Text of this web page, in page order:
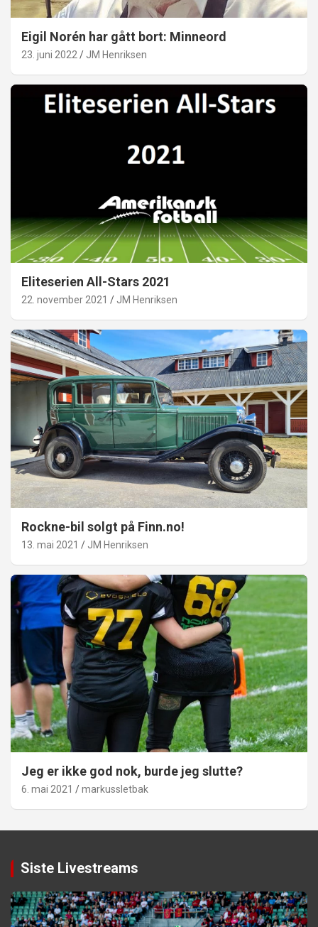
Eigil Norén har gått bort: Minneord
23. juni 2022 JM Henriksen
Eliteserien All-Stars 2021
22. november 2021 JM Henriksen
Rockne-bil solgt på Finn.no!
13. mai 2021 JM Henriksen
Jeg er ikke god nok, burde jeg slutte?
6. mai 2021 markussletbak
Siste Livestreams